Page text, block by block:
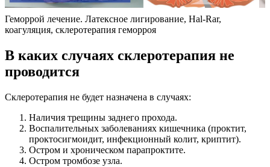
Геморрой лечение. Латексное лигирование, Hal-Rar,
коагуляция, склеротерапия геморроя
В каких случаях склеротерапия не
проводится
Склеротерапия не будет назначена в случаях:
Наличия трещины заднего прохода.
Воспалительных заболеваниях кишечника (проктит,
проктосигмоидит, инфекционный колит, криптит).
Остром и хроническом парапроктите.
Остром тромбозе узла.